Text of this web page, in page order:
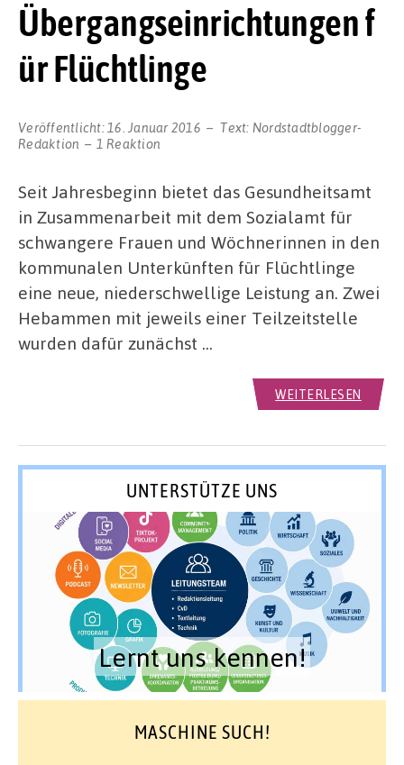
Übergangseinrichtungen f
ür Flüchtlinge
Veröffentlicht: 16. Januar 2016 Text: Nordstadtblogger-
Redaktion
1 Reaktion
Seit Jahresbeginn bietet das Gesundheitsamt
in Zusammenarbeit mit dem Sozialamt für
schwangere Frauen und Wöchnerinnen in den
kommunalen Unterkünften für Flüchtlinge
eine neue, niederschwellige Leistung an. Zwei
Hebammen mit jeweils einer Teilzeitstelle
wurden dafür zunächst …
WEITERLESEN
UNTERSTÜTZE UNS
Lernt uns kennen!
MASCHINE SUCH!